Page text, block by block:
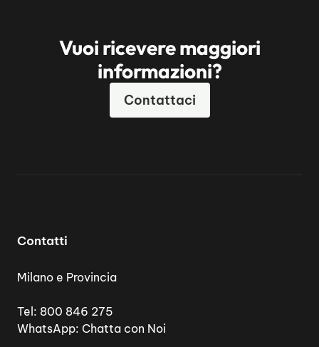
Vuoi ricevere maggiori
informazioni?
Contattaci
Contatti
Milano e Provincia
Tel: 800 846 275
WhatsApp: Chatta con Noi